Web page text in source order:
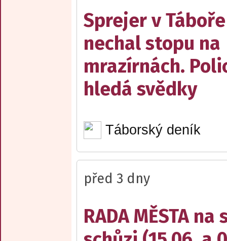
Sprejer v Táboře
nechal stopu na
mrazírnách.
hledá svědky
Táborský deník
před 3 dny
RADA MĚSTA na